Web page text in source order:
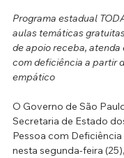
Programa estadual
aulas temáticas
de apoio receba,
com deficiência a partir
empático
O Governo de São
Secretaria de Estado
Pessoa com Deficiência
nesta segunda-feira